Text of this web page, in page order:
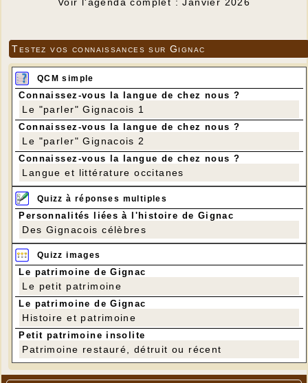
Testez vos connaissances sur Gignac
QCM simple
Connaissez-vous la langue de chez nous ?
Le "parler" Gignacois 1
Connaissez-vous la langue de chez nous ?
Le "parler" Gignacois 2
Connaissez-vous la langue de chez nous ?
Langue et littérature occitanes
Quizz à réponses multiples
Personnalités liées à l'histoire de Gignac
Des Gignacois célèbres
Quizz images
Le patrimoine de Gignac
Le petit patrimoine
Le patrimoine de Gignac
Histoire et patrimoine
Petit patrimoine insolite
Patrimoine restauré, détruit ou récent